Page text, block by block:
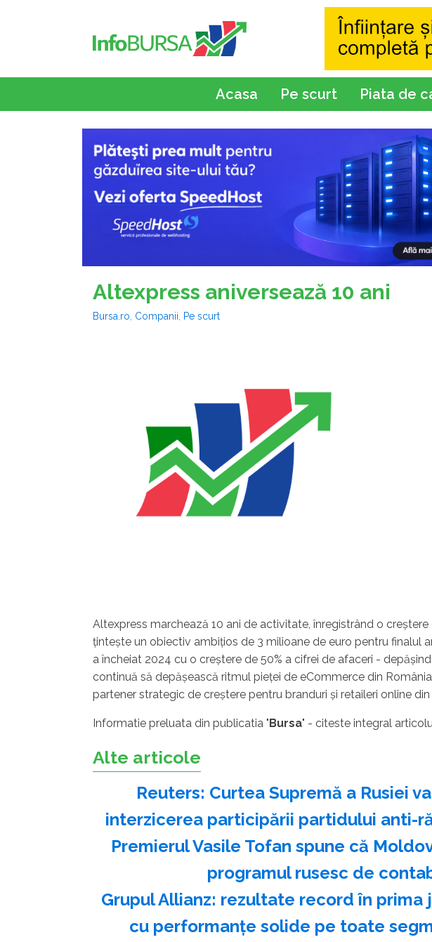
Acasa Pe scurt Piata de
Altexpress aniversează 10 ani
Bursa.ro Companii Pe scurt
Altexpress marchează 10 ani de activitate, înregistrând o
ţinteşte un obiectiv ambiţios de 3 milioane de euro pentru finalul
a încheiat 2024 cu o creştere de 50% a cifrei de afaceri -
continuă să depăşească ritmul pieţei de eCommerce din
partener strategic de creştere pentru branduri şi retaileri online
Informatie preluata din publicatia " Bursa" - citeste integral
Alte articole
Reuters: Curtea Supremă a Rusiei
interzicerea participării partidului anti-
Premierul Vasile Tofan spune că
programul rusesc de
Grupul Allianz: rezultate record în prima
cu performanțe solide pe toate